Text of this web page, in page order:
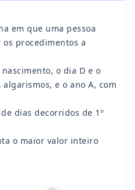
em que uma pessoa
procedimentos a
o dia D e o
e o ano A, com
dias decorridos de 1º
o maior valor inteiro